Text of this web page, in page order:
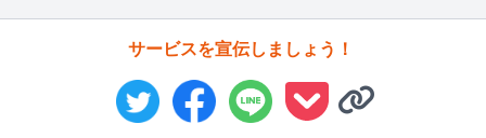
サービスを宣伝しましょう！